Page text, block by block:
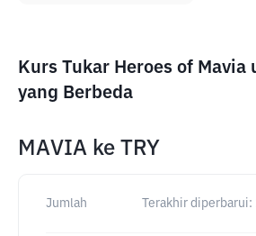
Kurs Tukar Heroes of
yang Berbeda
MAVIA ke TRY
Jumlah Terakhir diperbarui: